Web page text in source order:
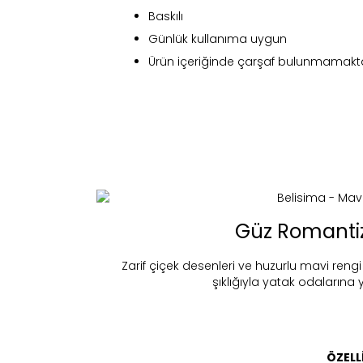
Baskılı
Günlük kullanıma uygun
Ürün içeriğinde çarşaf
Güz
Zarif çiçek desenleri ve huzurlu mavi
şıklığıyla yatak odalarına